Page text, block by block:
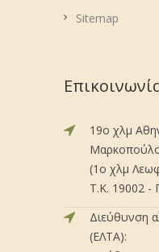
Sitemap
19ο χλμ
(1ο χλμ
Τ.Κ. 19002 -
Διεύθυνση
(ΕΛΤΑ):